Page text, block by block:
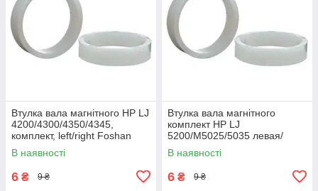
Втулка вала магнітного HP LJ
4200/4300/4350/4345,
комплект, left/right Foshan
(MAG-1338A-BSH-Foshan)
В наявності
6 ₴ 9 ₴
Втулка вала магнітного
комплект HP LJ
5200/M5025/5035 левая/
правая Foshan (MAG-7516A-
BSH-Foshan)
В наявності
6 ₴ 9 ₴